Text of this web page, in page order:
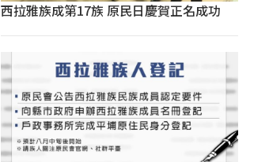
西拉雅族成第17族 原民日慶賀正名成功